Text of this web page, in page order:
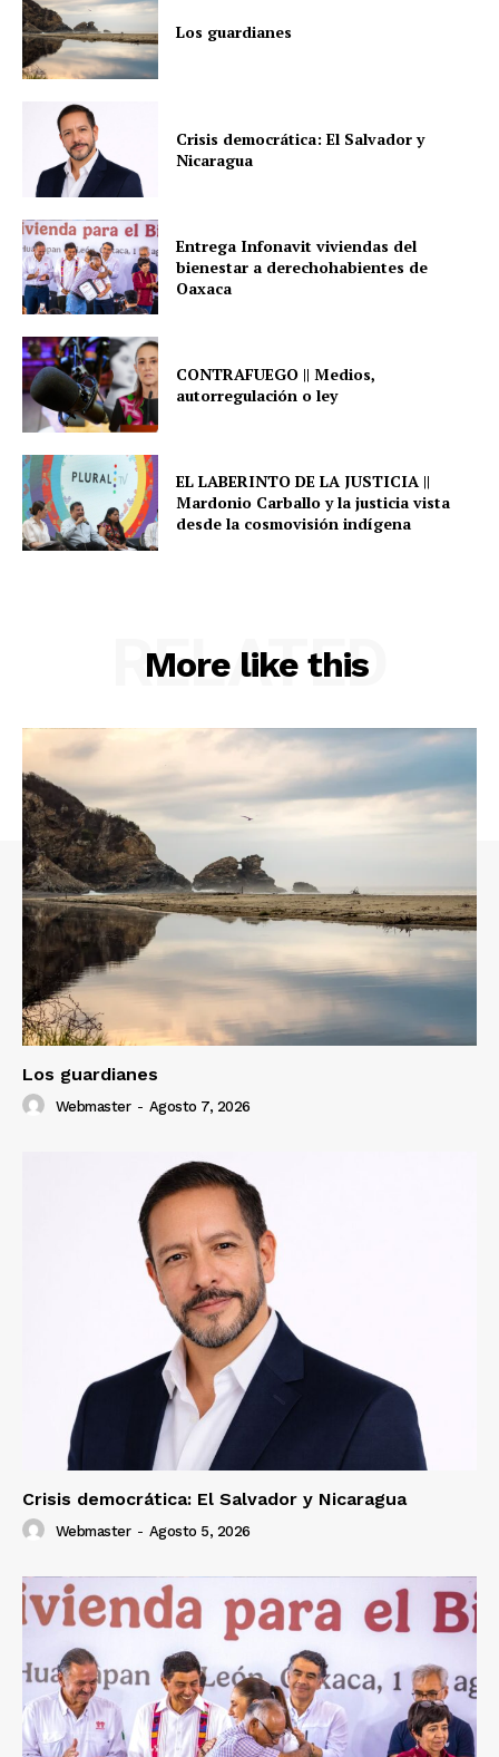
Los guardianes
Crisis democrática: El Salvador y
Nicaragua
Entrega Infonavit viviendas del
bienestar a derechohabientes de
Oaxaca
CONTRAFUEGO || Medios,
autorregulación o ley
EL LABERINTO DE LA JUSTICIA ||
Mardonio Carballo y la justicia vista
desde la cosmovisión indígena
More like this
RELATED
Los guardianes
Webmaster - Agosto 7, 2026
Crisis democrática: El Salvador y Nicaragua
Webmaster - Agosto 5, 2026